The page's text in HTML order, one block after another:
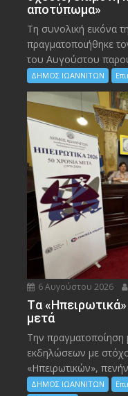
αποτύπωμα»
Τη συνολική εικόνα
πραγματοποιήθηκε
του Αυγούστου
ΔΗΜΟΣ ΙΩΑΝΝΙΤΩΝ
6 Αυγούστου 2026
Tα
μετά
Την πραγματοποίηση
εκδηλώσεων με
«Ηπειρωτικών»,
ΔΗΜΟΣ ΙΩΑΝΝΙΤΩΝ